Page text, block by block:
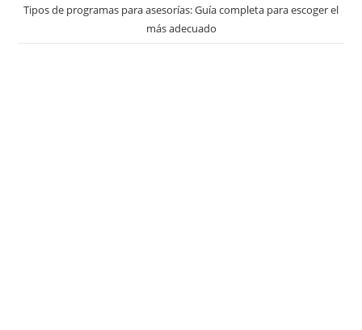
Tipos de programas para asesorías: Guía completa para escoger el
más adecuado